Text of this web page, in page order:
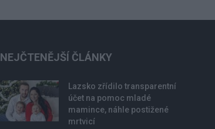
NEJČTENĚJŠÍ ČLÁNKY
Lazsko zřídilo transparentní
účet na pomoc mladé
mamince, náhle postižené
mrtvicí